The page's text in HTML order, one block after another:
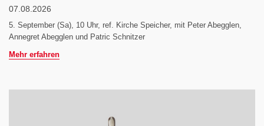
07.08.2026
5. September (Sa), 10 Uhr, ref. Kirche Speicher, mit Peter Abegglen,
Annegret Abegglen und Patric Schnitzer
Mehr erfahren